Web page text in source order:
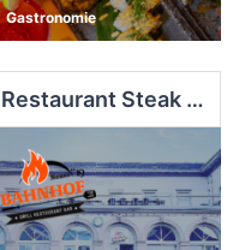
Gastronomie
Restaurant Steak - Burger Neuer Bahnhof